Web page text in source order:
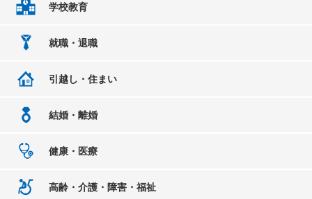
学校教育
就職・退職
引越し・住まい
結婚・離婚
健康・医療
高齢・介護・障害・福祉